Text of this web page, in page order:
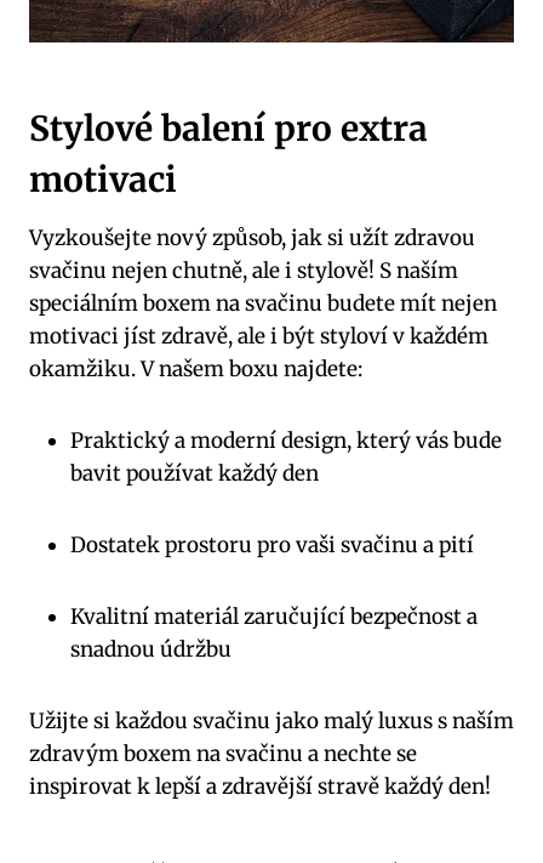
Stylové balení pro extra
motivaci
Vyzkoušejte nový způsob, jak si užít zdravou
svačinu nejen chutně, ale i stylově! S naším
speciálním boxem na svačinu budete mít nejen
motivaci jíst zdravě, ale i být styloví v každém
okamžiku. V našem boxu najdete:
Praktický a moderní design, který vás bude
bavit používat každý den
Dostatek prostoru pro vaši svačinu a pití
Kvalitní materiál zaručující bezpečnost a
snadnou údržbu
Užijte si každou svačinu jako malý luxus s naším
zdravým boxem na svačinu a nechte se
inspirovat k lepší a zdravější stravě každý den!